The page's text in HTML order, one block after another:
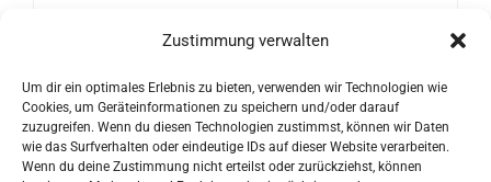
Zustimmung verwalten
Um dir ein optimales Erlebnis zu bieten, verwenden wir Technologien wie
Cookies, um Geräteinformationen zu speichern und/oder darauf
zuzugreifen. Wenn du diesen Technologien zustimmst, können wir Daten
wie das Surfverhalten oder eindeutige IDs auf dieser Website verarbeiten.
Wenn du deine Zustimmung nicht erteilst oder zurückziehst, können
Die DLD (Digital Life Design) ist eine
Innovationsreihe, welche von Hubert Burda
Media veranstaltet wird.